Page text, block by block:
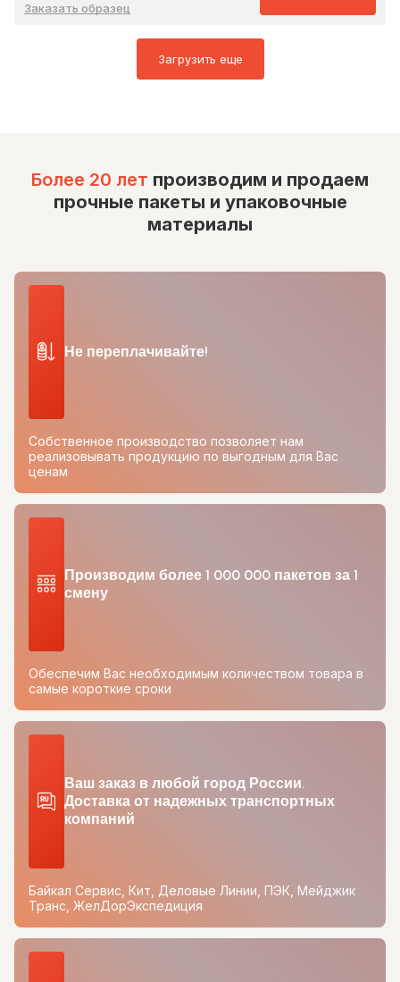
Заказать образец
Загрузить еще
Более 20 лет производим и продаем
прочные пакеты и упаковочные
материалы
Не переплачивайте!
Собственное производство позволяет нам
реализовывать продукцию по выгодным для Вас
ценам
Производим более 1 000 000 пакетов за 1
смену
Обеспечим Вас необходимым количеством товара в
самые короткие сроки
Ваш заказ в любой город России.
Доставка от надежных транспортных
компаний
Байкал Сервис, Кит, Деловые Линии, ПЭК, Мейджик
Транс, ЖелДорЭкспедиция